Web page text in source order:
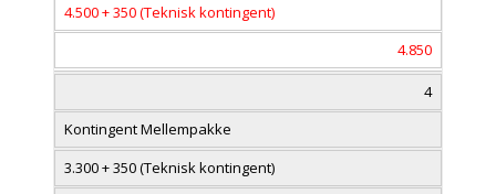
4.500 + 350 (Teknisk kontingent)
4.850
4
Kontingent Mellempakke
3.300 + 350 (Teknisk kontingent)